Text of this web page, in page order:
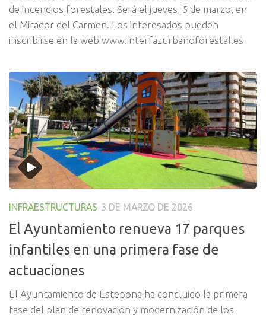
de incendios forestales. Será el jueves, 5 de marzo, en
el Mirador del Carmen. Los interesados pueden
inscribirse en la web www.interfazurbanoforestal.es
INFRAESTRUCTURAS 3 DE MARZO DE 2026
El Ayuntamiento renueva 17 parques
infantiles en una primera fase de
actuaciones
El Ayuntamiento de Estepona ha concluido la primera
fase del plan de renovación y modernización de los